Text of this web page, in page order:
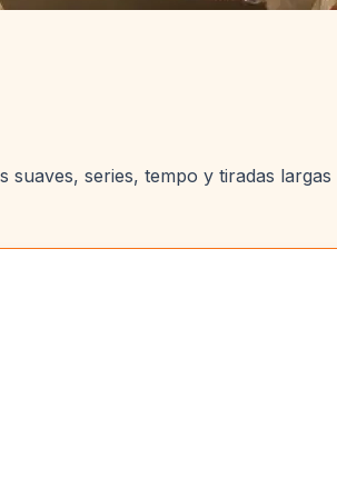
suaves, series, tempo y tiradas largas